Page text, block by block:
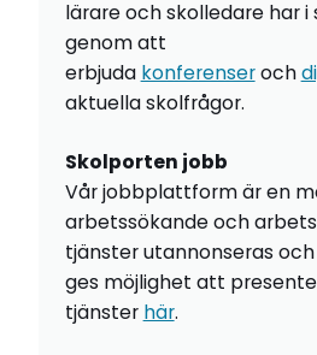
lärare och skolledare har i
genom att
erbjuda konferenseroch
aktuella skolfrågor.
Skolporten jobb
Vår jobbplattform är en
arbetssökande och
tjänster utannonseras
ges möjlighet att
tjänster här.